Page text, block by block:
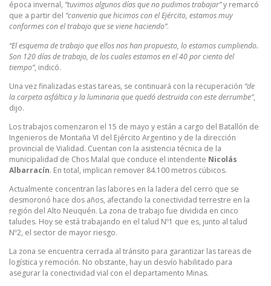
época invernal, “tuvimos algunos días que no pudimos trabajar”y remarcó
que a partir del “convenio que hicimos con el Ejército, estamos muy
conformes con el trabajo que se viene haciendo”.
“El esquema de trabajo que ellos nos han propuesto, lo estamos cumpliendo.
Son 120 días de trabajo, de los cuales estamos en el 40 por ciento del
tiempo”, indicó.
Una vez finalizadas estas tareas, se continuará con la recuperación “de
la carpeta asfáltica y la luminaria que quedó destruida con este derrumbe”,
dijo.
Los trabajos comenzaron el 15 de mayo y están a cargo del Batallón de
Ingenieros de Montaña VI del Ejército Argentino y de la dirección
provincial de Vialidad. Cuentan con la asistencia técnica de la
municipalidad de Chos Malal que conduce el intendente Nicolás
Albarracín. En total, implican remover 84.100 metros cúbicos.
Actualmente concentran las labores en la ladera del cerro que se
desmoronó hace dos años, afectando la conectividad terrestre en la
región del Alto Neuquén. La zona de trabajo fue dividida en cinco
taludes. Hoy se está trabajando en el talud Nº1 que es, junto al talud
Nº2, el sector de mayor riesgo.
La zona se encuentra cerrada al tránsito para garantizar las tareas de
logística y remoción. No obstante, hay un desvío habilitado para
asegurar la conectividad vial con el departamento Minas.